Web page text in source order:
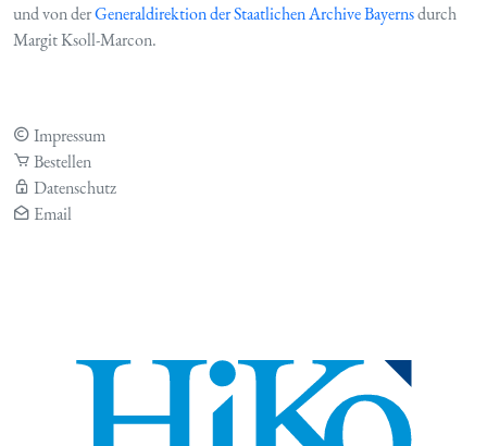
und von derGeneraldirektion der Staatlichen Archive Bayernsdurch
Margit Ksoll-Marcon.
Impressum
Bestellen
Datenschutz
Email